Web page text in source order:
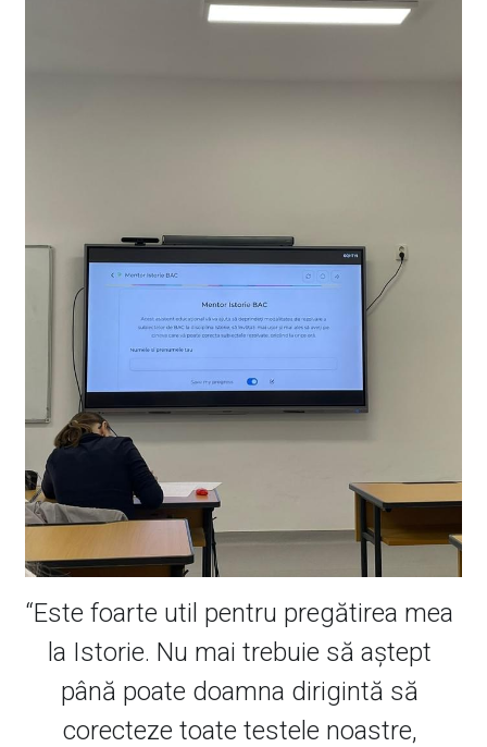
“Este foarte util pentru pregătirea mea
la Istorie. Nu mai trebuie să aștept
până poate doamna dirigintă să
corecteze toate testele noastre,